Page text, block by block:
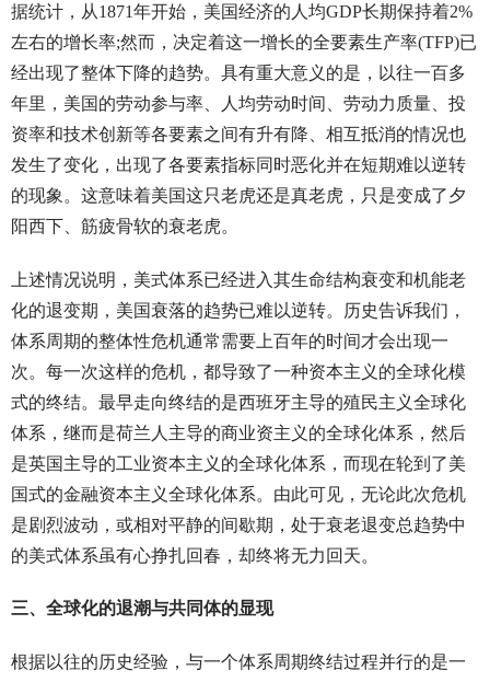
据统计，从1871年开始，美国经济的人均GDP长期保持着2%
左右的增长率;然而，决定着这一增长的全要素生产率(TFP)已
经出现了整体下降的趋势。具有重大意义的是，以往一百多
年里，美国的劳动参与率、人均劳动时间、劳动力质量、投
资率和技术创新等各要素之间有升有降、相互抵消的情况也
发生了变化，出现了各要素指标同时恶化并在短期难以逆转
的现象。这意味着美国这只老虎还是真老虎，只是变成了夕
阳西下、筋疲骨软的衰老虎。
上述情况说明，美式体系已经进入其生命结构衰变和机能老
化的退变期，美国衰落的趋势已难以逆转。历史告诉我们，
体系周期的整体性危机通常需要上百年的时间才会出现一
次。每一次这样的危机，都导致了一种资本主义的全球化模
式的终结。最早走向终结的是西班牙主导的殖民主义全球化
体系，继而是荷兰人主导的商业资主义的全球化体系，然后
是英国主导的工业资本主义的全球化体系，而现在轮到了美
国式的金融资本主义全球化体系。由此可见，无论此次危机
是剧烈波动，或相对平静的间歇期，处于衰老退变总趋势中
的美式体系虽有心挣扎回春，却终将无力回天。
三、全球化的退潮与共同体的显现
根据以往的历史经验，与一个体系周期终结过程并行的是一